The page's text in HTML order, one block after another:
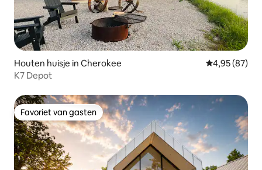
Houten huisje in Cherokee Gemiddelde
4,95 (87)
K7 Depot
Favoriet van gasten
Favoriet van gasten